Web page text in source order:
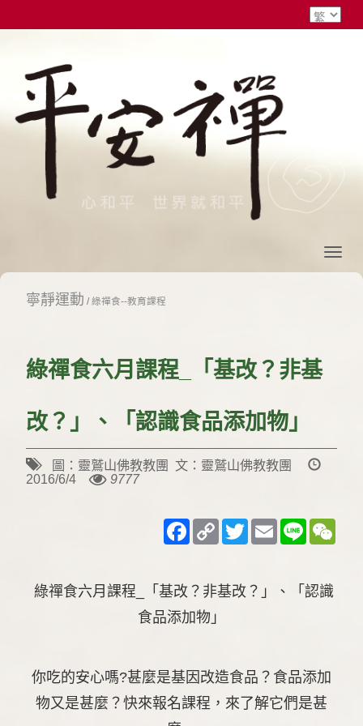
寧靜運動 /綠禪食--教育課程
綠禪食六月課程_「基改？非基
改？」、「認識食品添加物」
圖：靈鷲山佛教教團 文：靈鷲山佛教教團
2016/6/4
9777
Facebook
Copy
Link
TwitterEmailLine
綠禪食六月課程_「基改？非基改？」、「認識
食品添加物」
你吃的安心嗎?甚麼是基因改造食品？食品添加
物又是甚麼？快來報名課程，來了解它們是甚